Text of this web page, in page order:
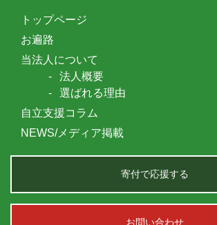
トップページ
お遍路
当法人について
法人概要
選ばれる理由
自立支援コラム
NEWS/メディア掲載
寄付で応援する
お問い合わせ